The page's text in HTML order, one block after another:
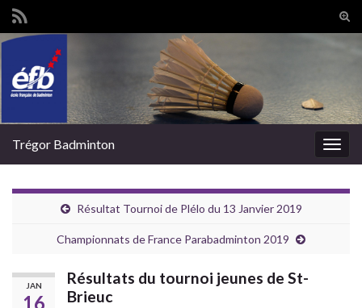
Trégor Badminton
Résultat Tournoi de Plélo du 13 Janvier 2019
Championnats de France Parabadminton 2019
JAN
16
Résultats du tournoi jeunes de St-
Brieuc